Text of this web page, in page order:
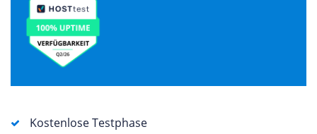
Kostenlose Testphase